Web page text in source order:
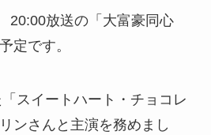
放送の「大富豪同心
定です。
スイートハート・チョコレ
ンさんと主演を務めまし